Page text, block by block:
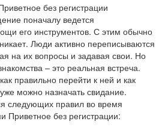
без регистрации
поначалу ведется
его инструментов. С этим обычно
Люди активно переписываются
на их вопросы и задавая свои. Но
– это реальная встреча.
правильно перейти к ней и как
можно назначать свидание.
следующих правил во время
Приветное без регистрации: